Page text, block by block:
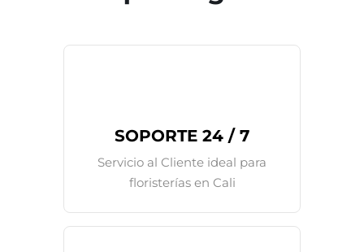
SOPORTE 24 / 7
Servicio al Cliente ideal para
floristerías en Cali